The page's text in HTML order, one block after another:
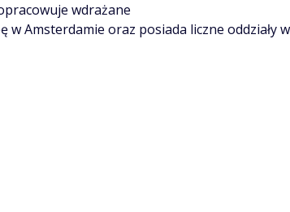
wdrażane
w Amsterdamie oraz posiada liczne oddziały